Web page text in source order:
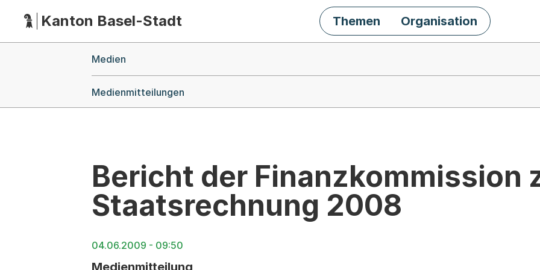
HauptnavigationKanton Basel-Stadt Themen Organisation
Medien
Medienmitteilungen
Bericht der Finanzkommission
Staatsrechnung 2008
04.06.2009 - 09:50
Medienmitteilung